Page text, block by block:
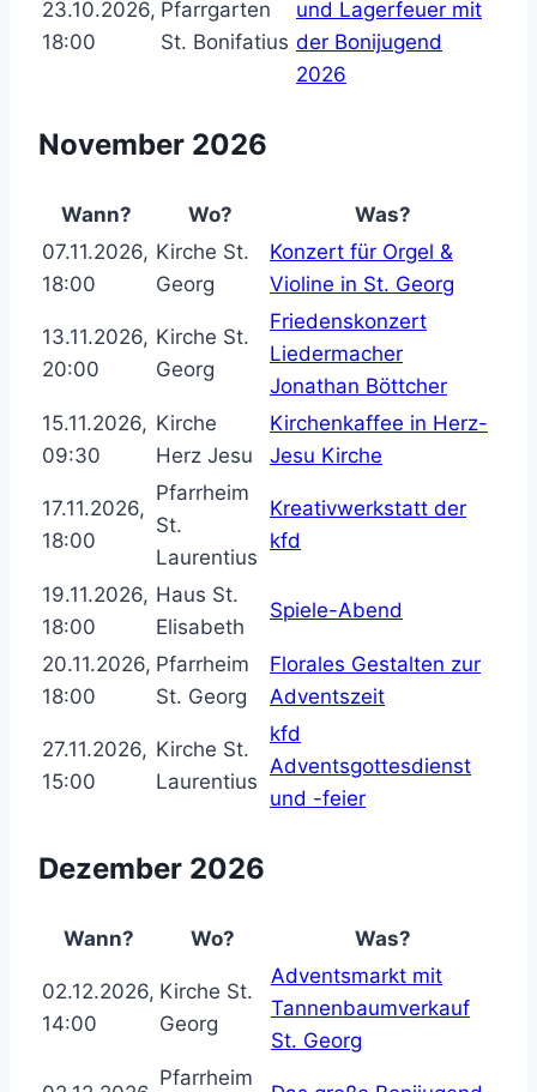
23.10.2026,
18:00
Pfarrgarten
St. Bonifatius
und Lagerfeuer mit
der Bonijugend
2026
November 2026
Wann? Wo?
Was?
07.11.2026,
18:00
Kirche St.
Georg
Konzert für Orgel &
Violine in St. Georg
13.11.2026,
20:00
Kirche St.
Georg
Friedenskonzert
Liedermacher
Jonathan Böttcher
15.11.2026,
09:30
Kirche
Herz Jesu
Kirchenkaffee in Herz-
Jesu Kirche
17.11.2026,
18:00
Pfarrheim
St.
Laurentius
Kreativwerkstatt der
kfd
19.11.2026,
18:00
Haus St.
Elisabeth
Spiele-Abend
20.11.2026,
18:00
Pfarrheim
St. Georg
Florales Gestalten zur
Adventszeit
27.11.2026,
15:00
Kirche St.
Laurentius
kfd
Adventsgottesdienst
und -feier
Dezember 2026
Wann? Wo? Was?
02.12.2026,
14:00
Kirche St.
Georg
Adventsmarkt mit
Tannenbaumverkauf
St. Georg
Pfarrheim